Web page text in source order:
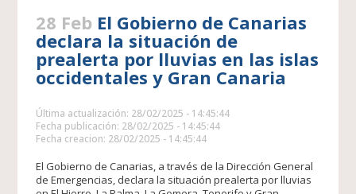
28 Feb El Gobierno de Canarias
declara la situación de
prealerta por lluvias en las islas
occidentales y Gran Canaria
Última actualización: 28/02/2025 - 14:45:44
Fecha publicación: 28/02/2025 - 14:45:44
Fecha creacion: 28/02/2025 - 14:45:44
El Gobierno de Canarias, a través de la Dirección General
de Emergencias, declara la situación prealerta por lluvias